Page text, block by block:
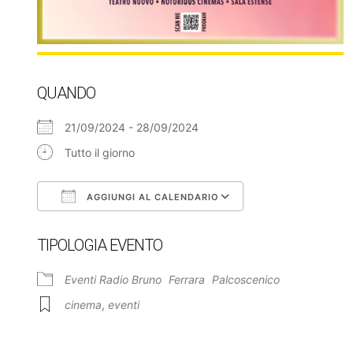
QUANDO
21/09/2024 - 28/09/2024
Tutto il giorno
AGGIUNGI AL CALENDARIO
TIPOLOGIA EVENTO
Eventi Radio Bruno Ferrara
Palcoscenico
cinema, eventi